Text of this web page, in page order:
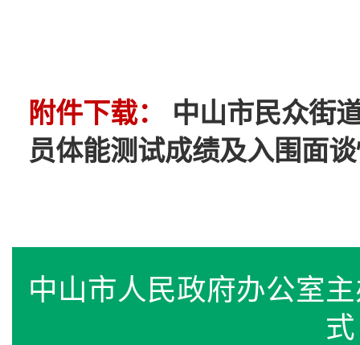
附件下载： 中山市民众街
员体能测试成绩及入围面
中山市人民政府办公
式